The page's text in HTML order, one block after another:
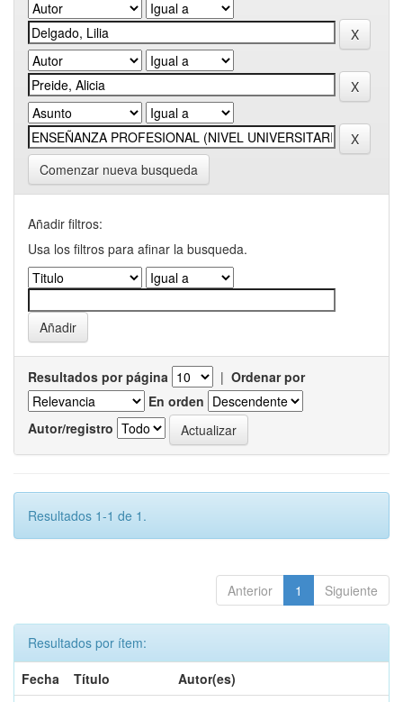
Comenzar nueva busqueda
Añadir filtros:
Usa los filtros para afinar la busqueda.
Resultados por página | Ordenar por
En orden
Autor/registro
Resultados 1-1 de 1.
Anterior 1 Siguiente
Resultados por ítem:
Fecha
Título
Autor(es)